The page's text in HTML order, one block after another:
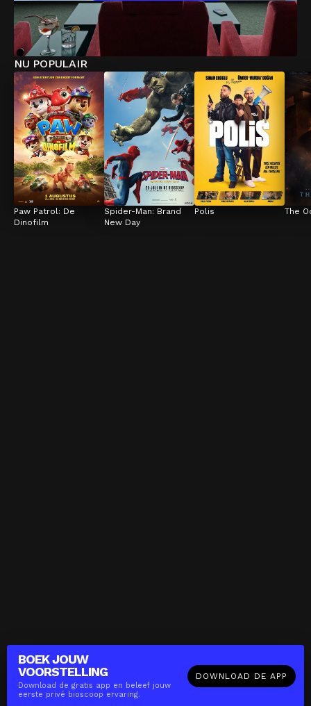
BOEK JOUW
VOORSTELLING
Download de gratis app en beleef jouw
eerste privé bioscoop ervaring.
DOWNLOAD DE APP
NU POPULAIR
Paw Patrol: De
Dinofilm
Spider-Man: Brand
New Day
Polis The